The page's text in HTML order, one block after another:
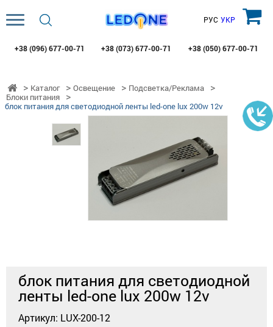
+38 (096) 677-00-71 +38 (073)677-00-71 +38 (050)677-00-71
РУС УКР
Каталог Освещение
Подсветка/Реклама
Блоки питания
блок питания для светодиодной ленты led-one lux 200w 12v
блок питания для светодиодной
ленты led-one lux 200w 12v
Артикул: LUX-200-12